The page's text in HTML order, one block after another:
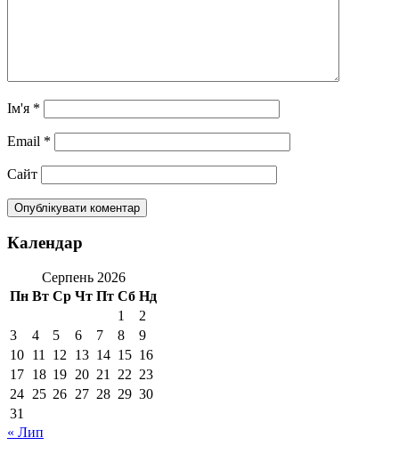
Ім'я *
Email *
Сайт
Календар
Серпень 2026
Пн Вт Ср Чт Пт Сб Нд
1
2
3
4 5 6 7 8
9
10 11 12 13 14 15 16
17 18 19 20 21 22 23
24 25 26 27 28 29 30
31
« Лип